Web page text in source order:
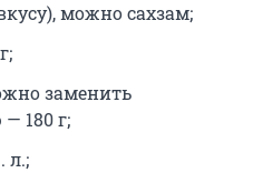
можно сахзам;
заменить
180 г;
л.;